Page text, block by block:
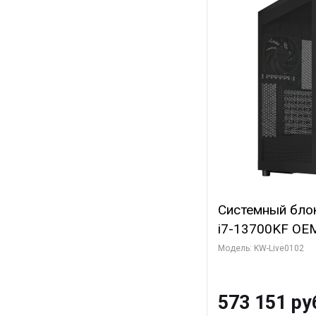
Системный
i7-13700KF
7, C16 8EC/
Turbo/ 960 ГБ
Модель: KW-Live0102
573 151